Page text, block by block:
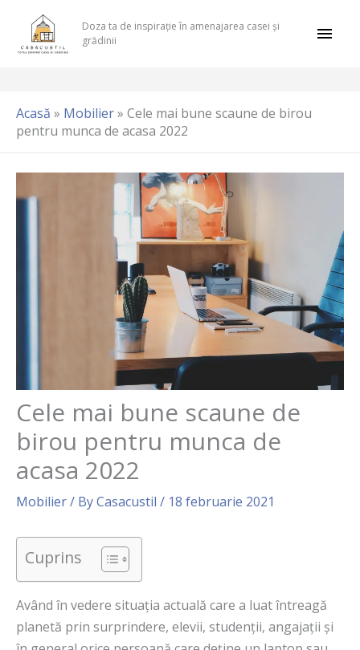
content
Doza ta de inspirație în amenajarea casei și
grădinii
Acasă » Mobilier» Cele mai bune scaune de birou
pentru munca de acasa 2022
Cele mai bune scaune de
birou pentru munca de
acasa 2022
Mobilier/ ByCasacustil / 18 februarie 2021
Cuprins
Având în vedere situația actuală care a luat întreagă
planetă prin surprindere, elevii, studenții, angajații și